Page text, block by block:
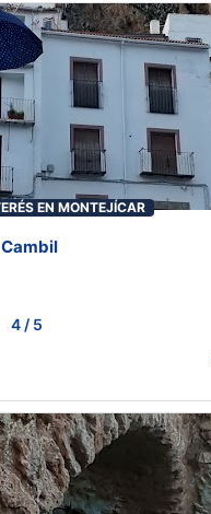
EN MONTEJÍCAR
Cambil
4 / 5